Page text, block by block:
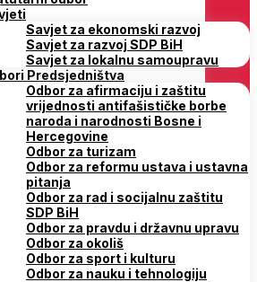
Savjet za ekonomski razvoj
Savjet za razvoj SDP BiH
Savjet za lokalnu samoupravu
Predsjedništva
Odbor za afirmaciju i zaštitu
vrijednosti antifašističke borbe
naroda i narodnosti Bosne i
Hercegovine
Odbor za turizam
Odbor za reformu ustava i ustavna
pitanja
Odbor za rad i socijalnu zaštitu
SDP BiH
Odbor za pravdu i državnu upravu
Odbor za okoliš
Odbor za sport i kulturu
Odbor za nauku i tehnologiju